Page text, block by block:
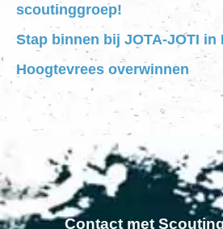
scoutinggroep!
Stap binnen bij JOTA-JOTI
Hoogtevrees overwinnen
Contact met